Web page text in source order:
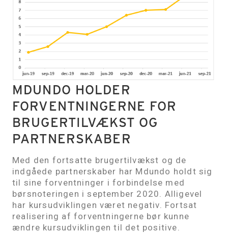
MDUNDO HOLDER
FORVENTNINGERNE FOR
BRUGERTILVÆKST OG
PARTNERSKABER
Med den fortsatte brugertilvækst og de
indgåede partnerskaber har Mdundo holdt sig
til sine forventninger i forbindelse med
børsnoteringen i september 2020. Alligevel
har kursudviklingen været negativ. Fortsat
realisering af forventningerne bør kunne
ændre kursudviklingen til det positive.